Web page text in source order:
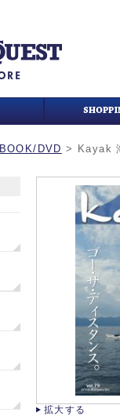
BOOK/DVD > Kayak
拡大する